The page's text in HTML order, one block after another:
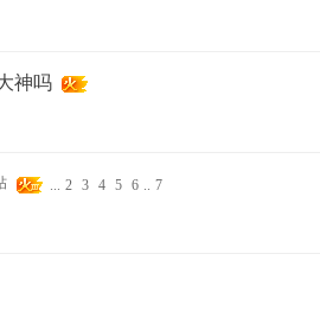
神吗
... 2 3 4 5 6 .. 7